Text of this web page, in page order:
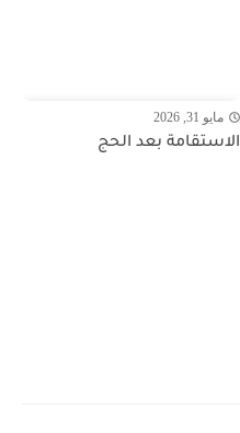
مايو 31, 2026
الاستقامة بعد الحج